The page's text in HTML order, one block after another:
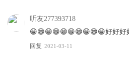
听友277393718
😁😁😁😁😁😁😁😁😁😁好好好
回复 2021-03-11